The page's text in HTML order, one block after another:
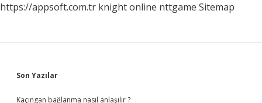
https://appsoft.com.tr knight online nttgame Sitemap
Sidebar
Son Yazılar
Kaçıngan bağlanma nasıl anlaşılır ?